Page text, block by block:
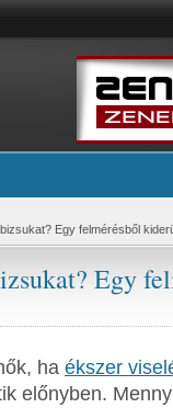
Egy felmérésből
Egy
ha ékszer
előnyben.